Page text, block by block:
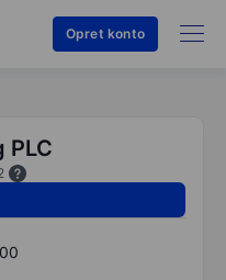
Opret konto
PLC